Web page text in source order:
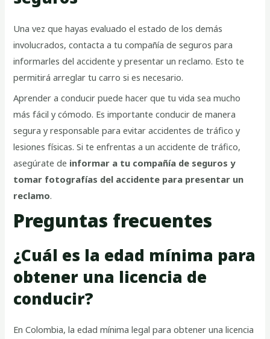
Una vez que hayas evaluado el estado de los demás
involucrados, contacta a tu compañía de seguros para
informarles del accidente y presentar un reclamo. Esto te
permitirá arreglar tu carro si es necesario.
Aprender a conducir puede hacer que tu vida sea mucho
más fácil y cómodo. Es importante conducir de manera
segura y responsable para evitar accidentes de tráfico y
lesiones físicas. Si te enfrentas a un accidente de tráfico,
asegúrate de informar a tu compañía de seguros y
tomar fotografías del accidente para presentar un
reclamo.
Preguntas frecuentes
¿Cuál es la edad mínima para
obtener una licencia de
conducir?
En Colombia, la edad mínima legal para obtener una licencia